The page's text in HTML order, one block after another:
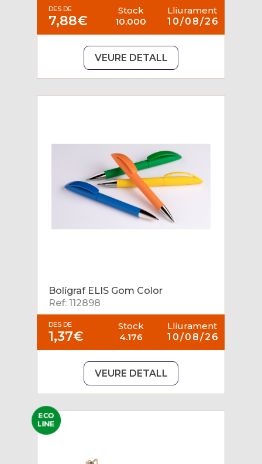
DES DE
7,88€
Stock
10.000
Lliurament
10/08/26
VEURE DETALL
Bolígraf ELIS Gom Color
Ref: 112898
DES DE
1,37€
Stock
4.176
Lliurament
10/08/26
VEURE DETALL